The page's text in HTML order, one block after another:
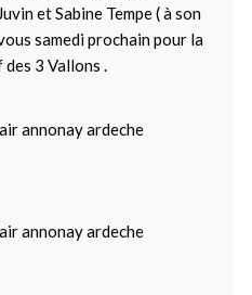
et Sabine Tempe ( à son
samedi prochain pour la
3 Vallons .